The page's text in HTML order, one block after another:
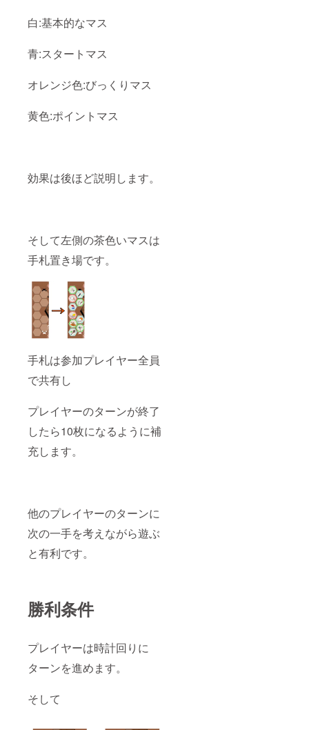
白:基本的なマス
青:スタートマス
オレンジ色:びっくりマス
黄色:ポイントマス
効果は後ほど説明します。
そして左側の茶色いマスは
手札置き場です。
手札は参加プレイヤー全員
で共有し
プレイヤーのターンが終了
したら10枚になるように補
充します。
他のプレイヤーのターンに
次の一手を考えながら遊ぶ
と有利です。
勝利条件
プレイヤーは時計回りに
ターンを進めます。
そして